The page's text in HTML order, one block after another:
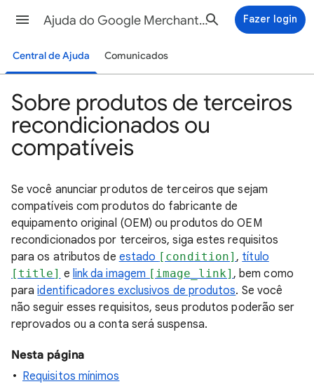
Ajuda do Google Merchant Center Fazer login
Central de Ajuda Comunicados
Sobre produtos de terceiros
recondicionados ou
compatíveis
Se você anunciar produtos de terceiros que sejam
compatíveis com produtos do fabricante de
equipamento original (OEM) ou produtos do OEM
recondicionados por terceiros, siga estes requisitos
para os atributos de estado [condition] , título
[title] e link da imagem [image_link] , bem como
paraidentificadores exclusivos de produtos. Se você
não seguir esses requisitos, seus produtos poderão ser
reprovados ou a conta será suspensa.
Nesta página
Requisitos mínimos